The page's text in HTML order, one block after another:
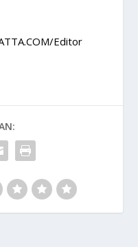
Editor